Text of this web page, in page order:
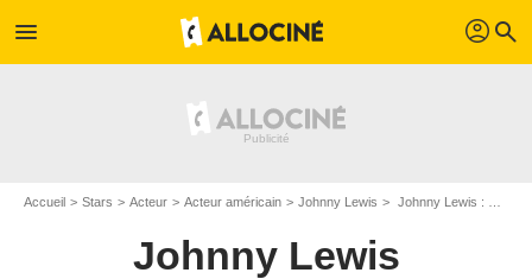
menu profil search
Accueil Stars Acteur Acteur américain Johnny Lewis Johnny Lewis : Films et séries online
Johnny Lewis